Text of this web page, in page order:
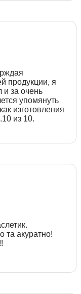
продукции, я
за очень
упомянуть
изготовления
из 10.
та акуратно!